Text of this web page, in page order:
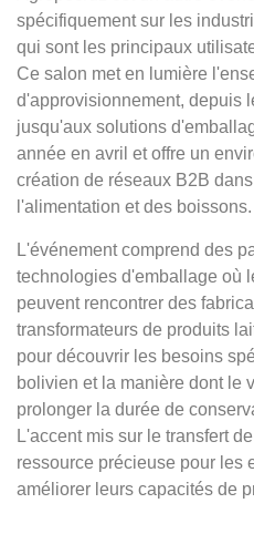
spécifiquement sur les
qui sont les principaux
Ce salon met en lumière
d'approvisionnement, depuis
jusqu'aux solutions
année en avril et offre un
création de réseaux B2B
l'alimentation et des boissons.
L'événement comprend des
technologies d'emballage où
peuvent rencontrer des
transformateurs de produits
pour découvrir les besoins
bolivien et la manière dont le
prolonger la durée de
L'accent mis sur le transfert
ressource précieuse pour les
améliorer leurs capacités de